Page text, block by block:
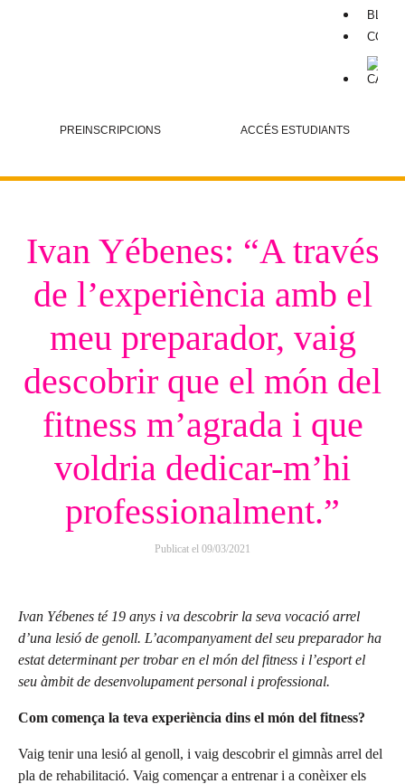
BLOG
PREINSCRIPCIONS ACCÉS ESTUDIANTS
Ivan Yébenes: “A través
de l’experiència amb el
meu preparador, vaig
descobrir que el món del
fitness m’agrada i que
voldria dedicar-m’hi
professionalment.”
Publicat el 09/03/2021
Ivan Yébenes té 19 anys i va descobrir la seva vocació arrel
d’una lesió de genoll. L’acompanyament del seu preparador ha
estat determinant per trobar en el món del fitness i l’esport el
seu àmbit de desenvolupament personal i professional.
Com comença la teva experiència dins el món del fitness?
Vaig tenir una lesió al genoll, i vaig descobrir el gimnàs arrel del
pla de rehabilitació. Vaig començar a entrenar i a conèixer els